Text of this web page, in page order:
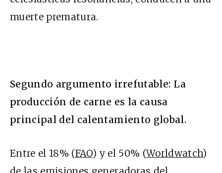
muerte prematura.
Segundo argumento irrefutable: La
producción de carne es la causa
principal del calentamiento global.
Entre el 18% (FAO) y el 50% (Worldwatch)